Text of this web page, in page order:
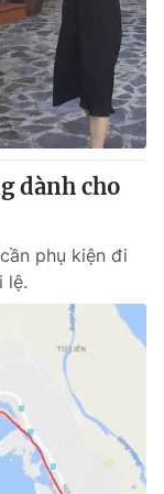
dành cho
phụ kiện đi
lệ.